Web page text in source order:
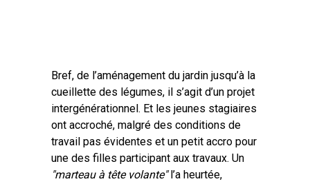
Bref, de l’aménagement du jardin jusqu’à la
cueillette des légumes, il s’agit d’un projet
intergénérationnel. Et les jeunes stagiaires
ont accroché, malgré des conditions de
travail pas évidentes et un petit accro pour
une des filles participant aux travaux. Un
"marteau à tête volante"l’a heurtée,